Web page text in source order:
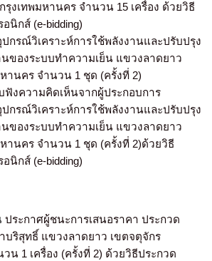
รุงเทพมหานคร จำนวน 15 เครื่อง ด้วยวิธี
นิกส์ (e-bidding)
กรณ์วิเคราะห์การใช้พลังงานและปรับปรุง
ของระบบทำความเย็น แขวงลาดยาว
านคร จำนวน 1 ชุด (ครั้งที่ 2)
ฟังความคิดเห็นจากผู้ประกอบการ
กรณ์วิเคราะห์การใช้พลังงานและปรับปรุง
ของระบบทำความเย็น แขวงลาดยาว
านคร จำนวน 1 ชุด (ครั้งที่ 2)ด้วยวิธี
นิกส์ (e-bidding)
ประกาศผู้ชนะการเสนอราคา ประกวด
บริสุทธิ์ แขวงลาดยาว เขตจตุจักร
น 1 เครื่อง (ครั้งที่ 2) ด้วยวิธีประกวด